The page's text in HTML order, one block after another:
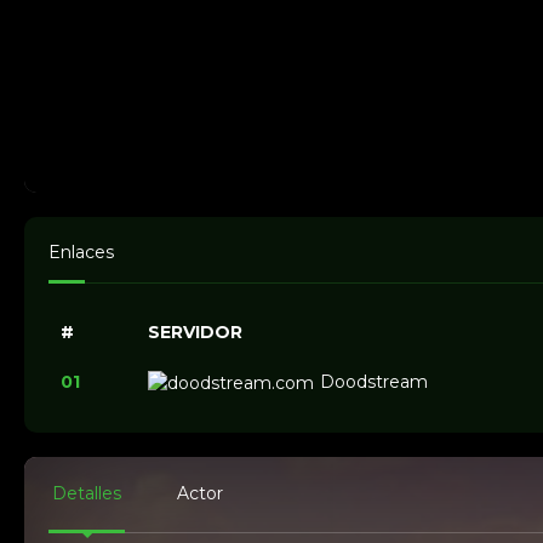
Enlaces
# SERVIDOR
01 Doodstream
Detalles Actor